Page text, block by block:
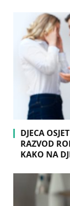
DJECA
RAZVOD
KAKO NA